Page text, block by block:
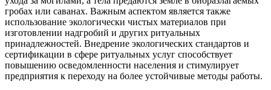
гробах или саванах. Важным аспектом является также
использование экологически чистых материалов при
изготовлении надгробий и других ритуальных
принадлежностей. Внедрение экологических стандартов и
сертификации в сфере ритуальных услуг способствует
повышению осведомленности населения и стимулирует
предприятия к переходу на более устойчивые методы работы.